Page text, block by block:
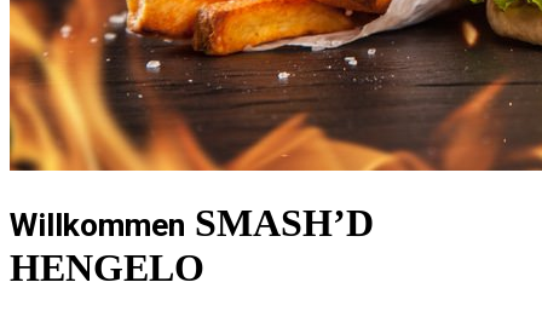
Willkommen SMASH’D
HENGELO